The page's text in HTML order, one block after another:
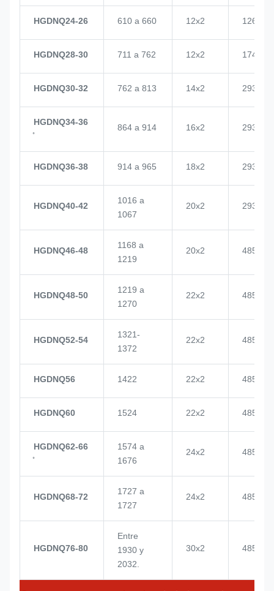
HGDNQ24-26 610 a 660 12x2 1268
HGDNQ28-30 711 a 762 12x2 1748
HGDNQ30-32 762 a 813 14x2 2937
HGDNQ34-36
864 a 914 16x2 2937
HGDNQ36-38 914 a 965 18x2 2937
HGDNQ40-42
1016 a
1067
20x2 2937
HGDNQ46-48
1168 a
1219
20x2 4855
HGDNQ48-50
1219 a
1270
22x2 4855
HGDNQ52-54
1321-
1372
22x2 4855
HGDNQ56 1422 22x2 4855
HGDNQ60 1524 22x2 4855
HGDNQ62-66
1574 a
1676
24x2 4855
HGDNQ68-72
1727 a
1727
24x2 4855
HGDNQ76-80
Entre
1930 y
2032.
30x2 4855